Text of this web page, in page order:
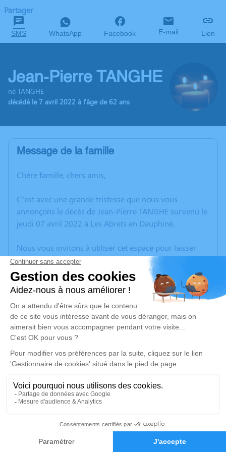
Faire-part Hommages
Partager
SMS WhatsApp Facebook E-mail Lien
Jean-Pierre TANGHE
né TANGHE
décédé le 7 avril 2022 à l'âge de 62 ans
Message de la famille
Chère famille, chers amis,
C’est avec une grande tristesse que nous vous
annonçons le décès de Jean-Pierre TANGHE survenu le
jeudi 07 avril 2022 à Les Abrets en Dauphiné.
Nous vous invitons à utiliser cet espace pour laisser
vos condoléances, partager des photos souvenirs, une
anecdote ou exprimer vos pensées à travers des
poèmes ou des textes. Cet endroit est un lieu
d'expression dédié à honorer la mémoire de Jean-
Pierre TANGHE.
Un service de plantation d’arbre hommage est
disponible ici.
Je rends hommage
Cérémonie civile
Crématorium de Beaurepaire
Chemin des Charmilles